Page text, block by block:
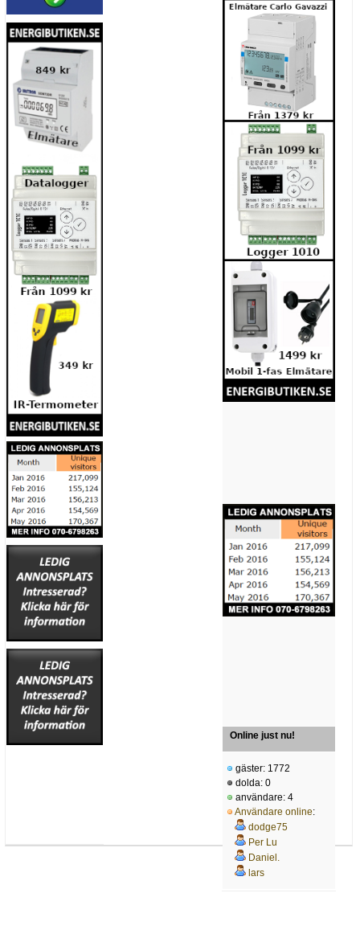
Online just nu!
gäster: 1772
dolda: 0
användare: 4
Användare online:
dodge75
Per Lu
Daniel.
lars